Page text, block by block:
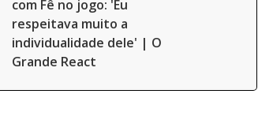
com Fê no jogo: 'Eu
respeitava muito a
individualidade dele' | O
Grande React